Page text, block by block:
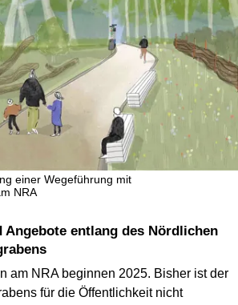
einer Wegeführung mit
NRA
am NRA beginnen 2025. Bisher ist der
für die Öffentlichkeit nicht